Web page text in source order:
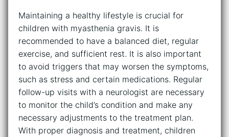
Maintaining a healthy ⁢lifestyle is crucial for
children with ⁣myasthenia ‌gravis. ‌It is
recommended to have a⁤ balanced ​diet, regular⁣
exercise, and sufficient rest. It is also important
to avoid triggers that ⁢may worsen the symptoms,
such as⁣ stress and certain medications. Regular
follow-up visits‌ with a neurologist are necessary
to monitor the child’s condition and make any
‍necessary⁤ adjustments‌ to the treatment plan.
With proper diagnosis and​ treatment, ⁤children‌